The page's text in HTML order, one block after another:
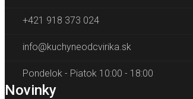
+421 918 373 024
info@kuchyneodcvirika.sk
Pondelok - Piatok 10:00 - 18:00
Novinky